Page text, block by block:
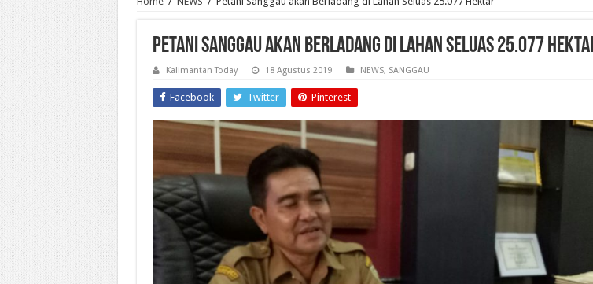
Petani Sanggau akan Berladang di Lahan Seluas 25.077
Kalimantan Today 18 Agustus 2019 NEWS, SANGGAU
Facebook Twitter Pinterest